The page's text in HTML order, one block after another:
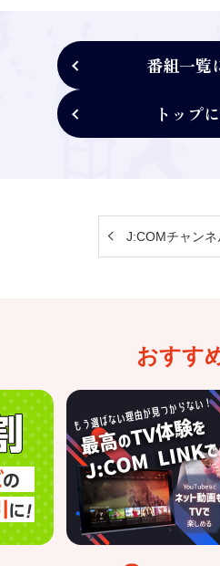
番組一覧
トップ
J:COMチャン
おすす